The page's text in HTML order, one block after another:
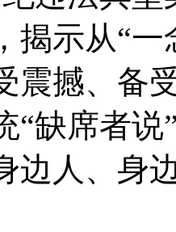
揭示从“
震撼、备
“缺席者
边人、身